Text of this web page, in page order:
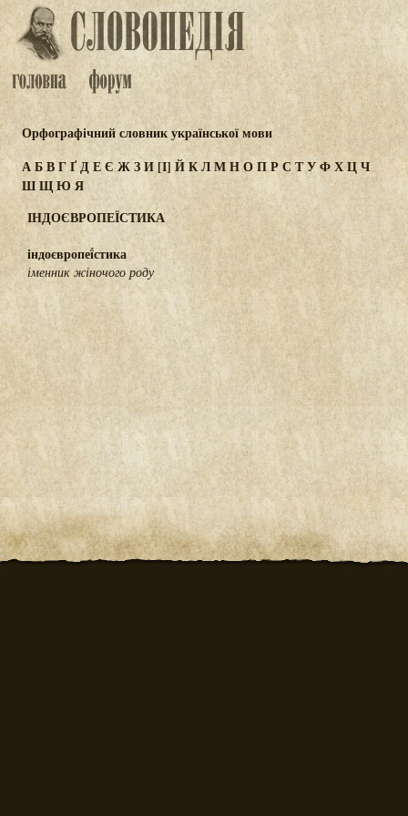
Орфографічний словник української мови
АБВГҐДЕЄ ЖЗИ[І] ЙКЛМНОПР СТУФХЦЧ
ШЩЮЯ
ІНДОЄВРОПЕЇСТИКА
індоєвропеї́стика
іменник жіночого роду